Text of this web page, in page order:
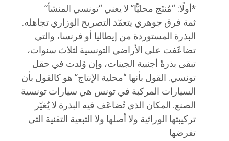
*​أولًا: “مُنتَج محليًّا” لا يعني “تونسي المنشأ”
ثمة فرق جوهري يتعمّد التصريح الوزاري تجاهله.
البذرة المستوردة من إيطاليا أو فرنسا، والتي
تضاعَفت على الأراضي التونسية لثلاث سنوات،
تبقى بذرةً أجنبية الجينات، وإن وُلدت في حقل
تونسي. القول بأنها “محلية الإنتاج” هو كالقول بأن
السيارات المركبة في تونس هي سيارات تونسية
الصنع. المكان الذي تُضاعَف فيه البذرة لا يُغيّر
تركيبتها الوراثية ولا أصلها ولا التبعية التقنية التي
تفرضها